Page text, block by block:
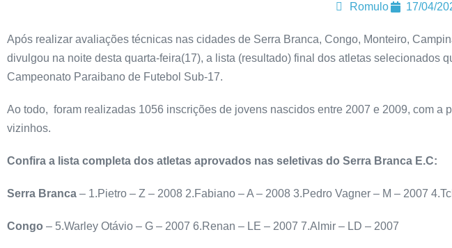
Romulo 17/04/
Após realizar avaliações técnicas nas cidades de Serra Branca, Congo, Monteiro,
divulgou na noite desta quarta-feira(17), a lista (resultado) final dos atletas selecionados
Campeonato Paraibano de Futebol Sub-17.
Ao todo, foram realizadas 1056 inscrições de jovens nascidos entre 2007 e 2009, com a
vizinhos.
Confira a lista completa dos atletas aprovados nas seletivas do Serra Branca E.C:
Serra Branca – 1.Pietro – Z – 2008 2.Fabiano – A – 2008 3.Pedro Vagner – M – 2007
Congo – 5.Warley Otávio – G – 2007 6.Renan – LE – 2007 7.Almir – LD – 2007